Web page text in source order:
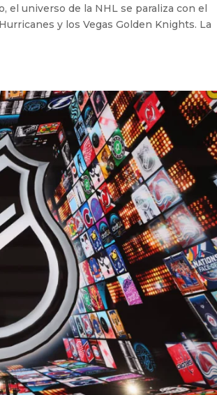
el universo de la NHL se paraliza con el
y los Vegas Golden Knights. La